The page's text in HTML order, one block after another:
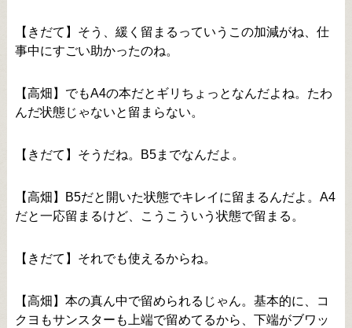
【きだて】そう、緩く留まるっていうこの加減がね、仕
事中にすごい助かったのね。
【高畑】でもA4の本だとギリちょっとなんだよね。たわ
んだ状態じゃないと留まらない。
【きだて】そうだね。B5までなんだよ。
【高畑】B5だと開いた状態でキレイに留まるんだよ。A4
だと一応留まるけど、こうこういう状態で留まる。
【きだて】それでも使えるからね。
【高畑】本の真ん中で留められるじゃん。基本的に、コ
クヨもサンスターも上端で留めてるから、下端がブワッ